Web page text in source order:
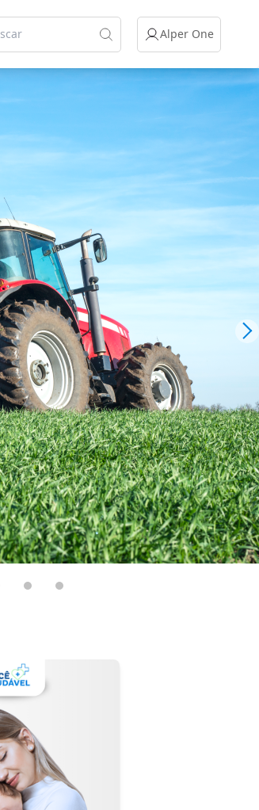
Alper One